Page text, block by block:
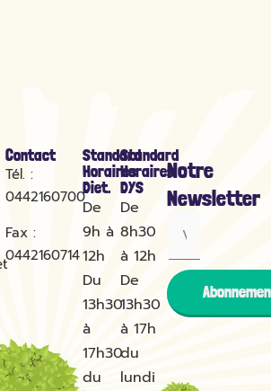
Contact
Tél. :
0442160700
Fax :
0442160714
Standard
Horaires
Diet.
De
9h à
12h
Du
13h30
à
17h30
du
Standard
Horaires
DYS
De
8h30
à 12h
De
13h30
à 17h
du
lundi
Notre
Newsletter